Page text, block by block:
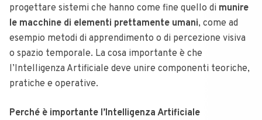
progettare sistemi che hanno come fine quello di munire
le macchine di elementi prettamente umani, come ad
esempio metodi di apprendimento o di percezione visiva
o spazio temporale. La cosa importante è che
l’Intelligenza Artificiale deve unire componenti teoriche,
pratiche e operative.
Perché è importante l’Intelligenza Artificiale